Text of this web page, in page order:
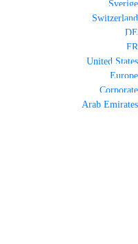
Sverige
Switzerland
DE
FR
United States
Europe
Corporate
Arab Emirates